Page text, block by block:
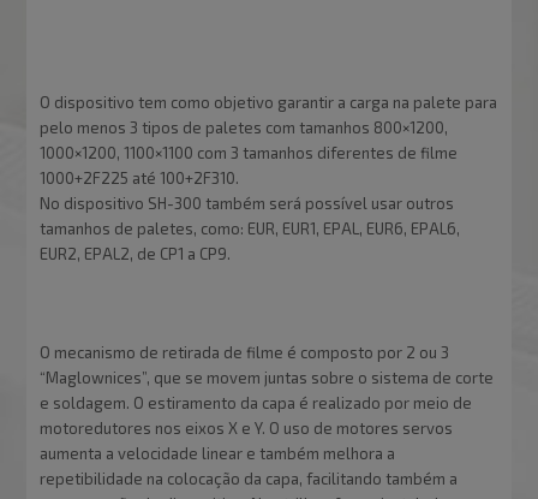
O dispositivo tem como objetivo garantir a carga na palete para
pelo menos 3 tipos de paletes com tamanhos 800×1200,
1000×1200, 1100×1100 com 3 tamanhos diferentes de filme
1000+2F225 até 100+2F310.
No dispositivo SH-300 também será possível usar outros
tamanhos de paletes, como: EUR, EUR1, EPAL, EUR6, EPAL6,
EUR2, EPAL2, de CP1 a CP9.
O mecanismo de retirada de filme é composto por 2 ou 3
“Maglownices”, que se movem juntas sobre o sistema de corte
e soldagem. O estiramento da capa é realizado por meio de
motoredutores nos eixos X e Y. O uso de motores servos
aumenta a velocidade linear e também melhora a
repetibilidade na colocação da capa, facilitando também a